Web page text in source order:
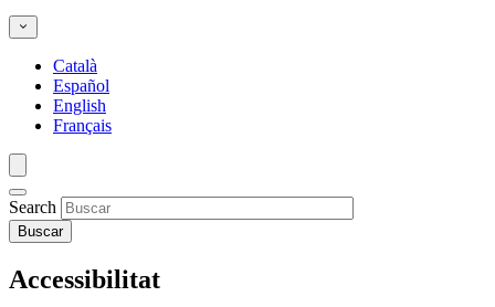
Català
Español
English
Français
Search
Accessibilitat